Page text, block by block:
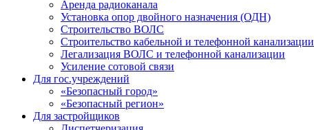
Аренда радиоканала
Установка опор двойного назначения (ОДН)
Строительство ВОЛС
Строительство кабельной и телефонной канализации
Легализация ВОЛС и телефонной канализации
Усиление сотовой связи
Для гос.учреждений
«Безопасный город»
«Безопасный регион»
Для застройщиков